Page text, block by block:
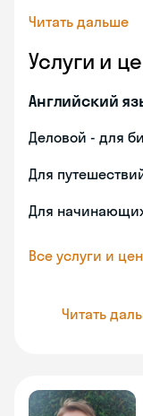
Читать дальше
Услуги и
Английский
Деловой - для
Для
Для
Все услуги и
Читать